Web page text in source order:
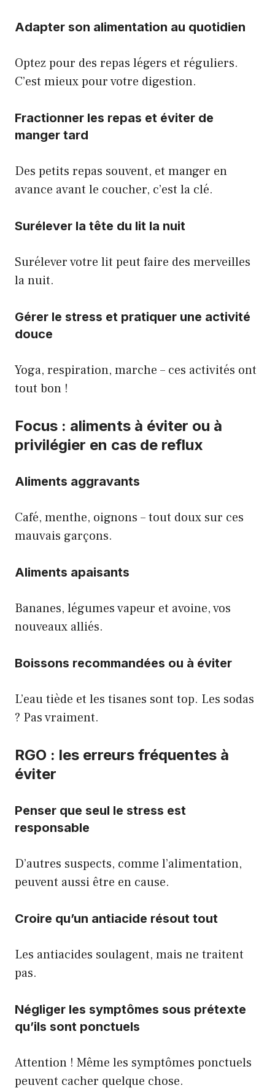
Adapter son alimentation au quotidien
Optez pour des repas légers et réguliers.
C’est mieux pour votre digestion.
Fractionner les repas et éviter de
manger tard
Des petits repas souvent, et manger en
avance avant le coucher, c’est la clé.
Surélever la tête du lit la nuit
Surélever votre lit peut faire des merveilles
la nuit.
Gérer le stress et pratiquer une activité
douce
Yoga, respiration, marche – ces activités ont
tout bon !
Focus : aliments à éviter ou à
privilégier en cas de reflux
Aliments aggravants
Café, menthe, oignons – tout doux sur ces
mauvais garçons.
Aliments apaisants
Bananes, légumes vapeur et avoine, vos
nouveaux alliés.
Boissons recommandées ou à éviter
L’eau tiède et les tisanes sont top. Les sodas
? Pas vraiment.
RGO : les erreurs fréquentes à
éviter
Penser que seul le stress est
responsable
D’autres suspects, comme l’alimentation,
peuvent aussi être en cause.
Croire qu’un antiacide résout tout
Les antiacides soulagent, mais ne traitent
pas.
Négliger les symptômes sous prétexte
qu’ils sont ponctuels
Attention ! Même les symptômes ponctuels
peuvent cacher quelque chose.